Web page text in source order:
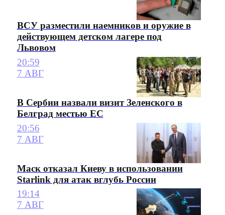
ВСУ разместили наемников и оружие в
действующем детском лагере под
Львовом
20:59
7 АВГ
В Сербии назвали визит Зеленского в
Белград местью ЕС
20:56
7 АВГ
Маск отказал Киеву в использовании
Starlink для атак вглубь России
19:14
7 АВГ